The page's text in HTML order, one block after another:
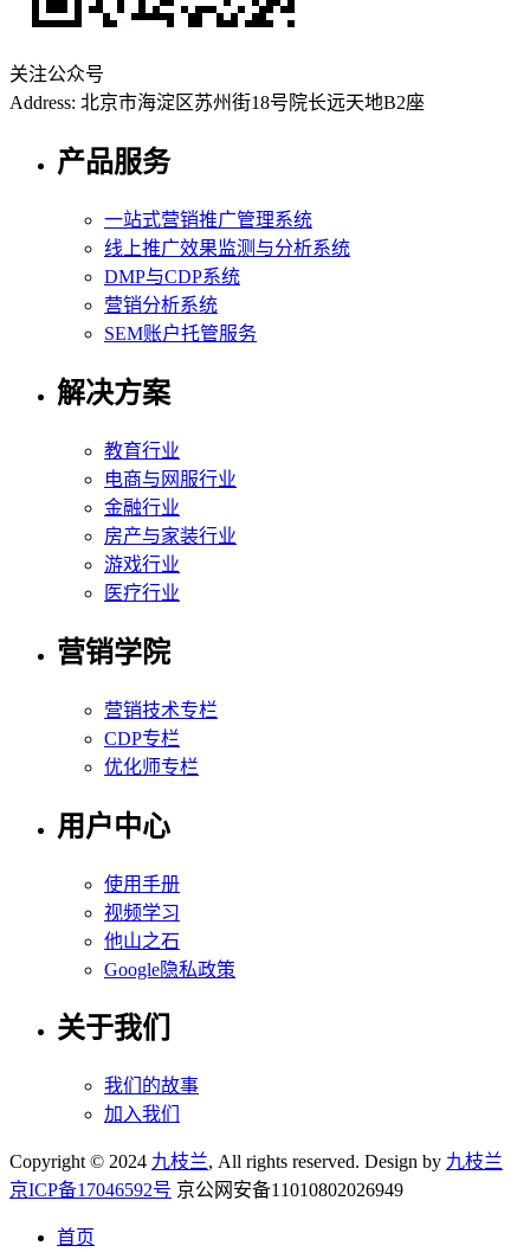
关注公众号
Address: 北京市海淀区苏州街18号院长远天地B2座
产品服务
一站式营销推广管理系统
线上推广效果监测与分析系统
DMP与CDP系统
营销分析系统
SEM账户托管服务
解决方案
教育行业
电商与网服行业
金融行业
房产与家装行业
游戏行业
医疗行业
营销学院
营销技术专栏
CDP专栏
优化师专栏
用户中心
使用手册
视频学习
他山之石
Google隐私政策
关于我们
我们的故事
加入我们
Copyright © 2024 九枝兰, All rights reserved. Design by 九枝兰
京ICP备17046592号 京公网安备11010802026949
首页